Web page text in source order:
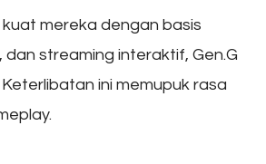
mereka dengan basis
dan streaming interaktif, Gen.G
ini memupuk rasa